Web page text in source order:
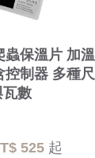
保溫片 加溫
控制器 多種尺
瓦數
525 起